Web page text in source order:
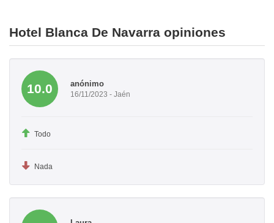
Hotel Blanca De Navarra opiniones
10.0 anónimo
16/11/2023 - Jaén
Todo
Nada